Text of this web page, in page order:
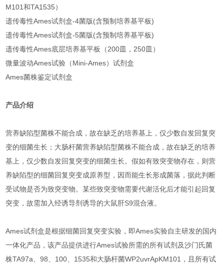
M101和TA1535）
遗传毒性Ames试剂盒-4菌版(含预制培养基平板)
遗传毒性Ames试剂盒-5菌版(含预制培养基平板)
遗传毒性Ames底层培养基平板（200皿，250皿）
微量波动Ames试验（Mini-Ames）试剂盒
Ames菌株鉴定试剂盒
产品介绍
营养缺陷型菌株不能合成，故在缺乏的培养基上，仅少数自发回复突
变的细菌生长；大肠杆菌营养缺陷型菌株不能合成，故在缺乏的培养
基上，仅少数自发回复突变的细菌生长。假如有致突变物存在，则营
养缺陷型的细菌回复突变成原养型，因而能生长形成菌落，据此判断
受试物是否为致突变物。某些致突变物需要代谢活化后才能引起回复
突变，故需加入经诱导剂诱导的大鼠肝S9混合液。
Ames试剂盒是根据细菌回复突变实验，即Ames实验自主研发的国内
一体化产品，该产品提供进行Ames试验所需的所有试剂及沙门氏菌
株TA97a、98、100、1535和大肠杆菌WP2uvrApKM101，且所有试